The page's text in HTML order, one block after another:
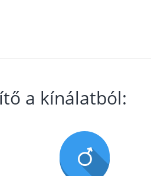
a kínálatból: